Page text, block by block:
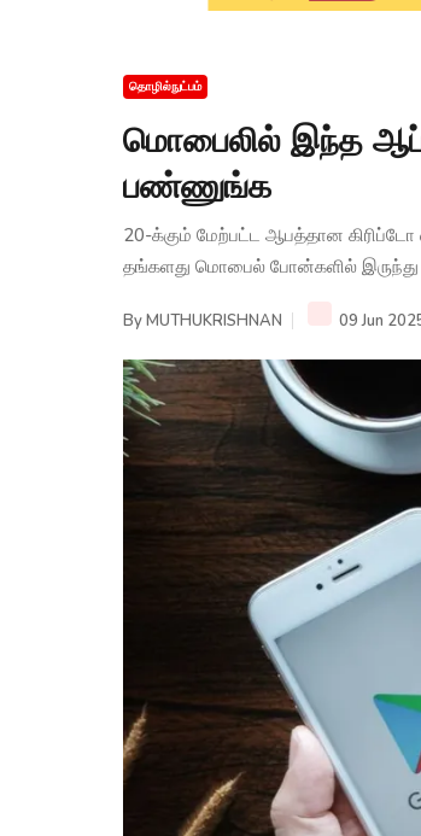
தொழில்நுட்பம்
மொபைலில் இந்த ஆப்
பண்ணுங்க
20-க்கும் மேற்பட்ட ஆபத்தான
தங்களது மொபைல் போன்களில் இருந்து
ByMUTHUKRISHNAN 09 Jun